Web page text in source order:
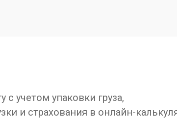
учетом упаковки груза,
и страхования в онлайн-